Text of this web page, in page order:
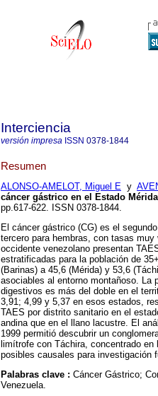
Interciencia
versión impresa ISSN 0378-1844
Resumen
ALONSO-AMELOT, Miguel E y
cáncer gástrico en el Estado
pp.617-622. ISSN 0378-1844.
El cáncer gástrico (CG) es el
tercero para hembras, con tasas
occidente venezolano presentan
estratificadas para la población de
(Barinas) a 45,6 (Mérida) y 53,6
asociables al entorno montañoso. La
digestivos es más del doble en el
3,91; 4,99 y 5,37 en esos estados,
TAES por distrito sanitario en el
andina que en el llano lacustre. El
1999 permitió descubrir un
limítrofe con Táchira, concentrado
posibles causales para investigación
Palabras clave : Cáncer Gástrico;
Venezuela.